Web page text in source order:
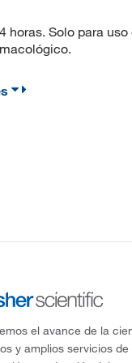
horas. Solo para
el avance de la
y amplios servicios